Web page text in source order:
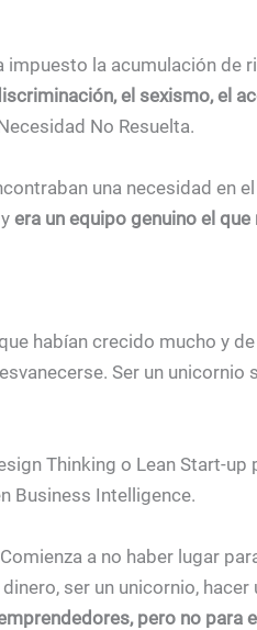
la acumulación de
el sexismo, el
No Resuelta.
una necesidad en
era un equipo genuino el
habían crecido mucho y
Ser un unicornio
Thinking o Lean Start-up
Business Intelligence.
Comienza a no haber lugar
ser un unicornio, hacer
pero no para